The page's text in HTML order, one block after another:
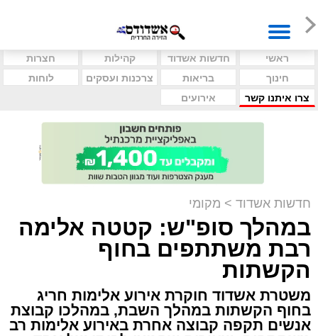
ראשי חדשות אשדוד קהילות
חצרות
חינוך
בריאות צרכנות ועסקים
לוחות
צרו איתנו קשר
אירועים
חדשות אשדוד > מקומי
במהלך סופ"ש: קטטה אלימה
רבת משתתפים בחוף
הקשתות
משטרת אשדוד חוקרת אירוע אלימות חריג
בחוף הקשתות במהלך השבת, במהלכו קבוצת
אנשים תקפה קבוצה אחרת באירוע אלימות רב